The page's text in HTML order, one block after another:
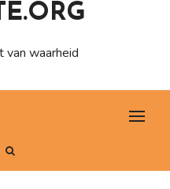
van waarheid